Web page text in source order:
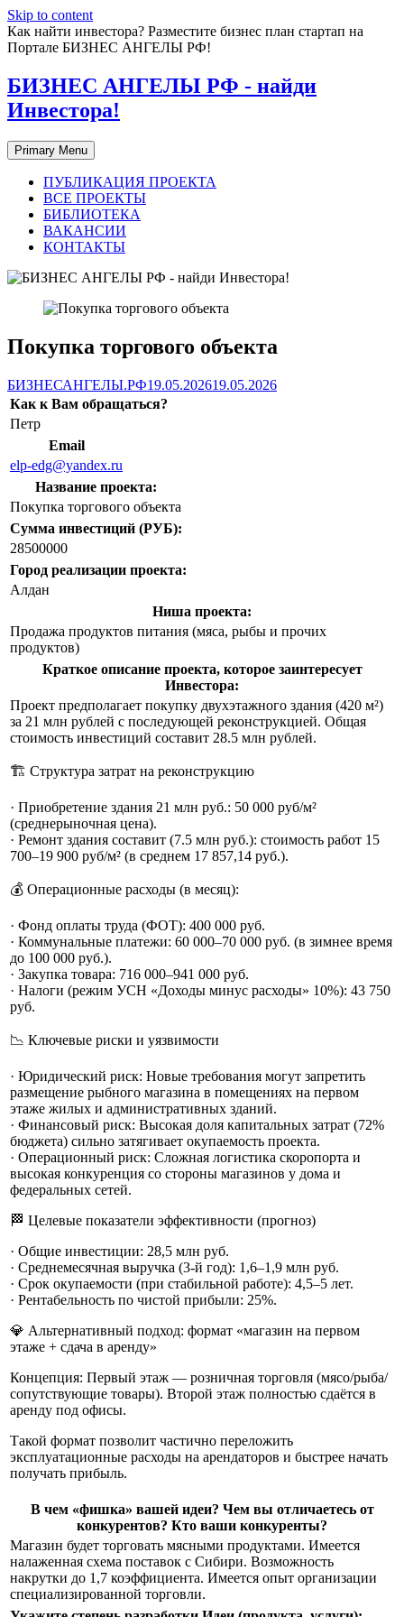
Skip to content
Как найти инвестора? Разместите бизнес план стартап на
Портале БИЗНЕС АНГЕЛЫ РФ!
БИЗНЕС АНГЕЛЫ РФ - найди
Инвестора!
Primary Menu
ПУБЛИКАЦИЯ ПРОЕКТА
ВСЕ ПРОЕКТЫ
БИБЛИОТЕКА
ВАКАНСИИ
КОНТАКТЫ
Покупка торгового объекта
БИЗНЕСАНГЕЛЫ.РФ19.05.202619.05.2026
Как к Вам обращаться?
Петр
Email
elp-edg@yandex.ru
Название проекта:
Покупка торгового объекта
Сумма инвестиций (РУБ):
28500000
Город реализации проекта:
Алдан
Ниша проекта:
Продажа продуктов питания (мяса, рыбы и прочих
продуктов)
Краткое описание проекта, которое заинтересует
Инвестора:
Проект предполагает покупку двухэтажного здания (420 м²)
за 21 млн рублей с последующей реконструкцией. Общая
стоимость инвестиций составит 28.5 млн рублей.
🏗️ Структура затрат на реконструкцию
· Приобретение здания 21 млн руб.: 50 000 руб/м²
(среднерыночная цена).
· Ремонт здания составит (7.5 млн руб.): стоимость работ 15
700–19 900 руб/м² (в среднем 17 857,14 руб.).
💰 Операционные расходы (в месяц):
· Фонд оплаты труда (ФОТ): 400 000 руб.
· Коммунальные платежи: 60 000–70 000 руб. (в зимнее время
до 100 000 руб.).
· Закупка товара: 716 000–941 000 руб.
· Налоги (режим УСН «Доходы минус расходы» 10%): 43 750
руб.
📉 Ключевые риски и уязвимости
· Юридический риск: Новые требования могут запретить
размещение рыбного магазина в помещениях на первом
этаже жилых и административных зданий.
· Финансовый риск: Высокая доля капитальных затрат (72%
бюджета) сильно затягивает окупаемость проекта.
· Операционный риск: Сложная логистика скоропорта и
высокая конкуренция со стороны магазинов у дома и
федеральных сетей.
🏁 Целевые показатели эффективности (прогноз)
· Общие инвестиции: 28,5 млн руб.
· Среднемесячная выручка (3-й год): 1,6–1,9 млн руб.
· Срок окупаемости (при стабильной работе): 4,5–5 лет.
· Рентабельность по чистой прибыли: 25%.
💎 Альтернативный подход: формат «магазин на первом
этаже + сдача в аренду»
Концепция: Первый этаж — розничная торговля (мясо/рыба/
сопутствующие товары). Второй этаж полностью сдаётся в
аренду под офисы.
Такой формат позволит частично переложить
эксплуатационные расходы на арендаторов и быстрее начать
получать прибыль.
В чем «фишка» вашей идеи? Чем вы отличаетесь от
конкурентов? Кто ваши конкуренты?
Магазин будет торговать мясными продуктами. Имеется
налаженная схема поставок с Сибири. Возможность
накрутки до 1,7 коэффициента. Имеется опыт организации
специализированной торговли.